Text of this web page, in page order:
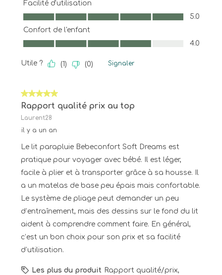
Facilité d'utilisation
Facilité d'utilisation, 5.0 sur 5
5.0
Confort de l'enfant
Confort de l'enfant, 4.0 sur 5
4.0
Utile ? (1) (0) Signaler
5 sur 5 étoiles.
Rapport qualité prix au top
Laurent28
il y a un an
Le lit parapluie Bebeconfort Soft Dreams est
pratique pour voyager avec bébé. Il est léger,
facile à plier et à transporter grâce à sa housse. Il
a un matelas de base peu épais mais confortable.
Le système de pliage peut demander un peu
d’entraînement, mais des dessins sur le fond du lit
aident à comprendre comment faire. En général,
c’est un bon choix pour son prix et sa facilité
d’utilisation.
Les plus du produit Rapport qualité/prix,